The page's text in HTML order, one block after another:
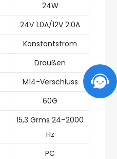
24W
24V 1.0A/12V 2.0A
Konstantstrom
Draußen
M14-Verschluss
60G
15,3 Grms 24–2000
Hz
PC